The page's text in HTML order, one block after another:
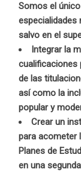
Somos el
especialidades
salvo en el
Integrar la
cualificaciones
de las
así como la
popular y
Crear un
para acometer
Planes de
en una